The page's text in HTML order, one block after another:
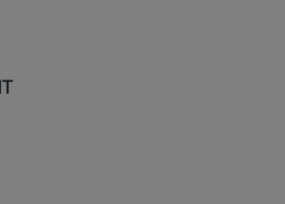
de sébum :
procurant une sensation